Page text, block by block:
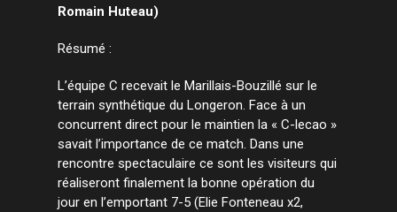
Romain Huteau)
Résumé :
L’équipe C recevait le Marillais-Bouzillé sur le
terrain synthétique du Longeron. Face à un
concurrent direct pour le maintien la « C-lecao »
savait l’importance de ce match. Dans une
rencontre spectaculaire ce sont les visiteurs qui
réaliseront finalement la bonne opération du
jour en l’emportant 7-5 (Elie Fonteneau x2,